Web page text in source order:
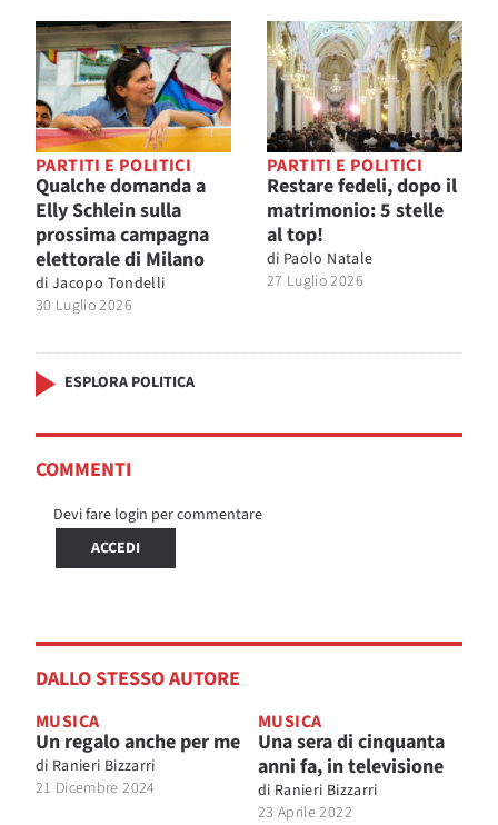
PARTITI E POLITICI
Qualche domanda a
Elly Schlein sulla
prossima campagna
elettorale di Milano
di Jacopo Tondelli
30 Luglio 2026
PARTITI E POLITICI
Restare fedeli, dopo il
matrimonio: 5 stelle
al top!
di Paolo Natale
27 Luglio 2026
ESPLORA POLITICA
COMMENTI
Devi fare login per commentare
ACCEDI
DALLO STESSO AUTORE
MUSICA
Un regalo anche per me
di Ranieri Bizzarri
21 Dicembre 2024
MUSICA
Una sera di cinquanta
anni fa, in televisione
di Ranieri Bizzarri
23 Aprile 2022